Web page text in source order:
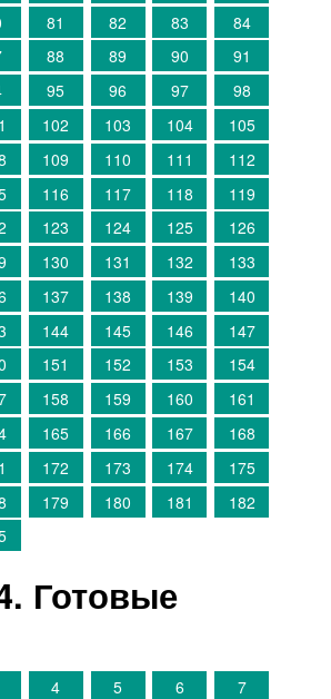
81 82 83
84
88 89 90
91
95 96 97
98
102 103 104
105
109 110 111
112
116 117 118
119
123 124 125
126
130 131 132
133
137 138 139
140
144 145 146
147
151 152 153
154
158 159 160
161
165 166 167
168
172 173 174
175
179 180 181
182
Готовые
4 5 6
7